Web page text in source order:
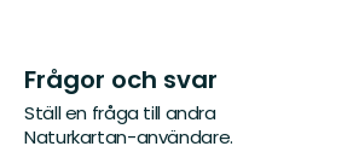
Frågor och svar
Ställ en fråga till andra
Naturkartan-användare.